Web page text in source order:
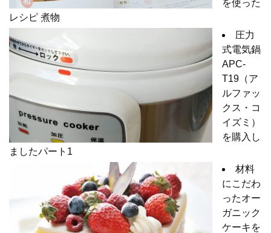
を使った
レシピ 煮物
圧力
式電気鍋
APC-
T19（ア
ルファッ
クス・コ
イズミ）
を購入し
ましたパート1
材料
にこだわ
ったオー
ガニック
ケーキを